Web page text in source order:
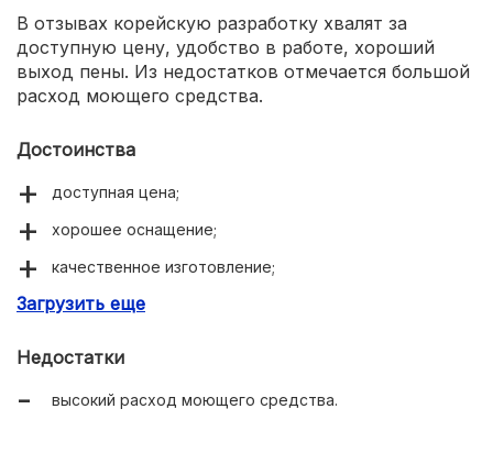
В отзывах корейскую разработку хвалят за
доступную цену, удобство в работе, хороший
выход пены. Из недостатков отмечается большой
расход моющего средства.
Достоинства
доступная цена;
хорошее оснащение;
качественное изготовление;
равномерное распределение пены.
Загрузить еще
Недостатки
высокий расход моющего средства.